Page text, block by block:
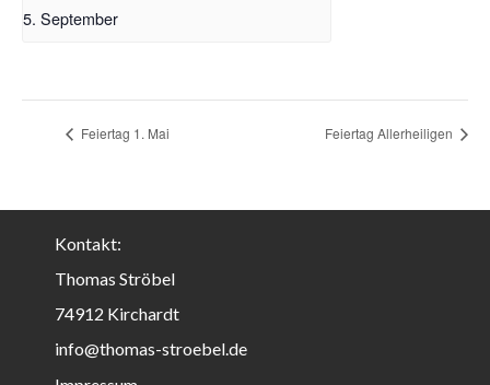
5. September
Feiertag 1. Mai Feiertag Allerheiligen
Kontakt:
Thomas Ströbel
74912 Kirchardt
info@thomas-stroebel.de